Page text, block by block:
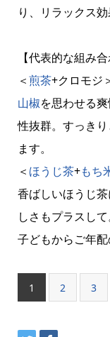
り、リラックス効
【代表的な組み合
＜煎茶+クロモジ
山椒を思わせる
性抜群。すっき
ます。
＜ ほうじ茶+もち
香ばしいほうじ
しさもプラスし
子どもからご年配
1 2 3